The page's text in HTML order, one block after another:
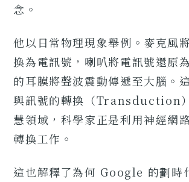
念。
他以日常物理現象舉例。麥克風
換為電訊號，喇叭將電訊號還原
的耳膜將聲波震動傳遞至大腦。
與訊號的轉換（Transduction
慧領域，科學家正是利用神經網
轉換工作。
這也解釋了為何 Google 的劃時